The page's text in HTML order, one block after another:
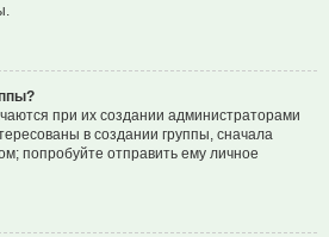
при их создании администраторами
в создании группы, сначала
попробуйте отправить ему личное